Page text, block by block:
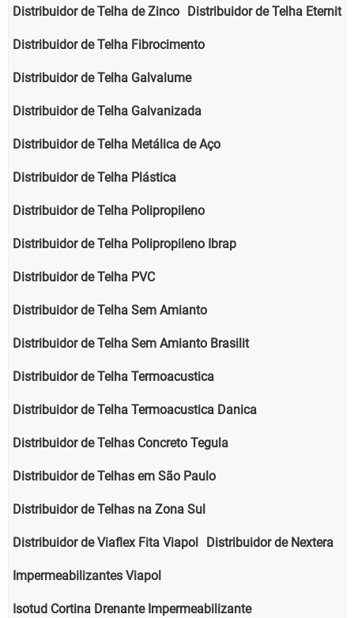
Distribuidor de Telha de Zinco Distribuidor de Telha Eternit
Distribuidor de Telha Fibrocimento
Distribuidor de Telha Galvalume
Distribuidor de Telha Galvanizada
Distribuidor de Telha Metálica de Aço
Distribuidor de Telha Plástica
Distribuidor de Telha Polipropileno
Distribuidor de Telha Polipropileno Ibrap
Distribuidor de Telha PVC
Distribuidor de Telha Sem Amianto
Distribuidor de Telha Sem Amianto Brasilit
Distribuidor de Telha Termoacustica
Distribuidor de Telha Termoacustica Danica
Distribuidor de Telhas Concreto Tegula
Distribuidor de Telhas em São Paulo
Distribuidor de Telhas na Zona Sul
Distribuidor de Viaflex Fita Viapol Distribuidor de Nextera
Impermeabilizantes Viapol
Isotud Cortina Drenante Impermeabilizante